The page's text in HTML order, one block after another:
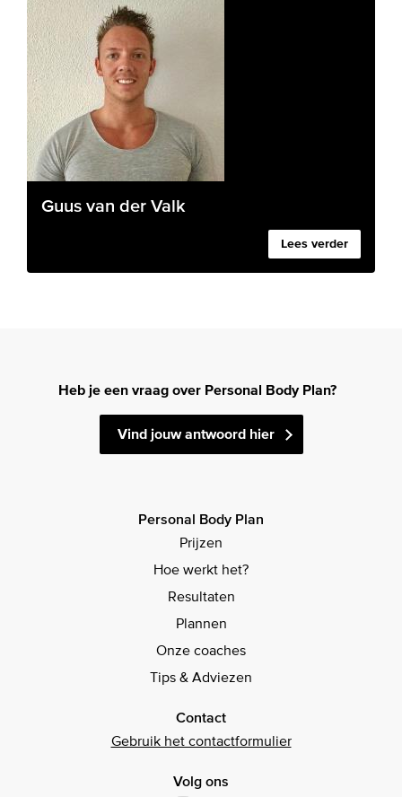
Guus van der Valk
Lees verder
Heb je een vraag over Personal Body Plan?
Vind jouw antwoord hier
Personal Body Plan
Prijzen
Hoe werkt het?
Resultaten
Plannen
Onze coaches
Tips & Adviezen
Contact
Gebruik het contactformulier
Volg ons